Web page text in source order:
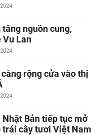
nguồn cung,
Vu Lan
rộng cửa vào thị
Bản tiếp tục mở
cây tươi Việt Nam